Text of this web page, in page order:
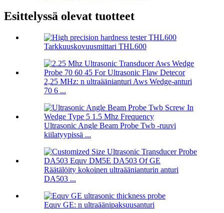
Esittelyssä olevat tuotteet
Tarkkuuskovuusmittari THL600
2,25 MHz: n ultraäänianturi Aws Wedge-anturi
70 6 ...
Ultrasonic Angle Beam Probe Twb -ruuvi
kiilatyypissä ...
Räätälöity kokoinen ultraäänianturin anturi
DA503 ...
Equv GE: n ultraäänipaksuusanturi